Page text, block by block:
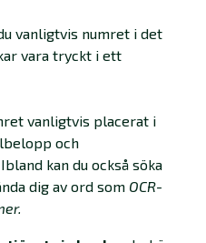
vanligtvis numret i det
vara tryckt i ett
vanligtvis placerat i
och
kan du också söka
dig av ord som OCR-